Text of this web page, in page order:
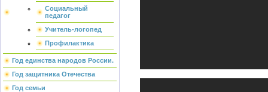
Социальный
педагог
Учитель-логопед
Профилактика
Год единства народов России.
Год защитника Отечества
Год семьи